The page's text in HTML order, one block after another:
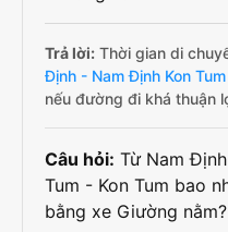
Trả lời: Thời gian di
Định - Nam Định Kon
nếu đường đi khá thuận
Câu hỏi: Từ Nam
Tum - Kon Tum bao
bằng xe Giường nằm?